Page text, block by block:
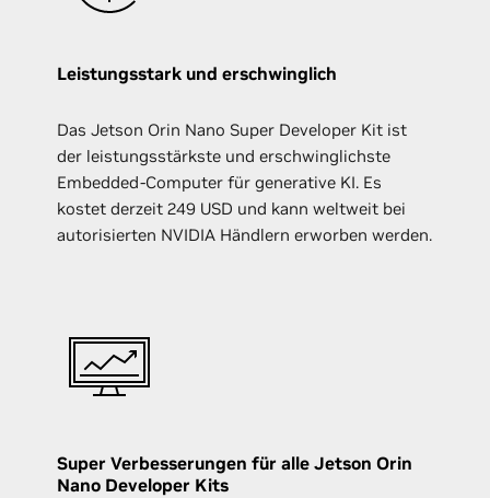
Leistungsstark und erschwinglich
Das Jetson Orin Nano Super Developer Kit ist
der leistungsstärkste und erschwinglichste
Embedded-Computer für generative KI. Es
kostet derzeit 249 USD und kann weltweit bei
autorisierten NVIDIA Händlern erworben werden.
Super Verbesserungen für alle Jetson Orin
Nano Developer Kits